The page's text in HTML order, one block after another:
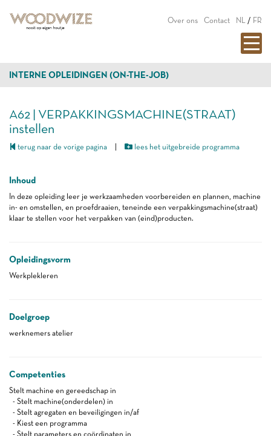
Over ons Contact NL / FR
INTERNE OPLEIDINGEN (ON-THE-JOB)
A62 | VERPAKKINGSMACHINE(STRAAT)
instellen
terug naar de vorige pagina lees het uitgebreide programma
Inhoud
In deze opleiding leer je werkzaamheden voorbereiden en plannen, machine
in- en omstellen, en proefdraaien, teneinde een verpakkingsmachine(straat)
klaar te stellen voor het verpakken van (eind)producten.
Opleidingsvorm
Werkplekleren
Doelgroep
werknemers atelier
Competenties
Stelt machine en gereedschap in
- Stelt machine(onderdelen) in
- Stelt agregaten en beveiligingen in/af
- Kiest een programma
- Stelt parameters en coördinaten in